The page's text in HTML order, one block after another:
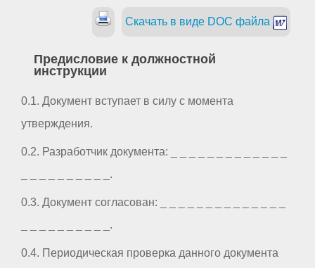
Скачать в виде DOC файла
Предисловие к должностной
инструкции
0.1. Документ вступает в силу с момента
утверждения.
0.2. Разработчик документа: _ _ _ _ _ _ _ _ _ _ _ _ _
_ _ _ _ _ _ _ _ _ _.
0.3. Документ согласован: _ _ _ _ _ _ _ _ _ _ _ _ _ _
_ _ _ _ _ _ _ _ _ _.
0.4. Периодическая проверка данного документа